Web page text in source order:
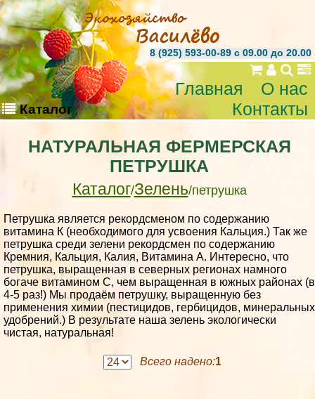
8 (925) 593-00-89 c 09.00 до 20.00
Каталог
Главная
О нас
Контакты
НАТУРАЛЬНАЯ ФЕРМЕРСКАЯ
ПЕТРУШКА
Каталог/Зелень/петрушка
Петрушка является рекордсменом по содержанию
витамина К (необходимого для усвоения Кальция.) Так же
петрушка среди зелени рекордсмен по содержанию
Кремния, Кальция, Калия, Витамина А. Интересно, что
петрушка, выращенная в северных регионах намного
богаче витамином С, чем выращенная в южных районах (в
4-5 раз!) Мы продаём петрушку, выращенную без
применения химии (пестицидов, гербицидов, минеральных
удобрений.) В результате наша зелень экологически
чистая, натуральная!
Всего надено:1